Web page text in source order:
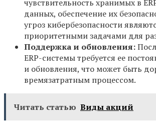
чувствительность хранимых в
данных, обеспечение их
угроз кибербезопасности
приоритетными задачами для
Поддержка и обновления:
ERP-системы требуется ее
и обновления, что может быть
времязатратным процессом.
Читать статью Виды акций